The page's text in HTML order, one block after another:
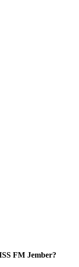
FM Jember?